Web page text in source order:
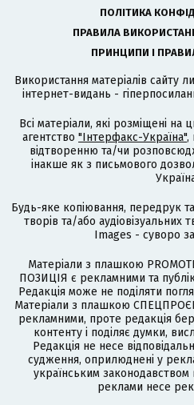
ПОЛІТИКА
ПРАВИЛА
ПРИНЦИПИ І
Використання матеріалів сайту
інтернет-видань -
Всі матеріали, які розміщені на
агентство "Інтерфакс-Україна",
відтворенню та/чи
інакше як з письмового
Будь-яке копіювання, передрук
творів та/або аудіовізуальних
Images - суворо
Матеріали з плашкою
ПОЗИЦІЯ є рекламними та
Редакція може не поділяти
Матеріали з плашкою
рекламними, проте редакція
контенту і поділяє думки,
Редакція не несе
судження, оприлюднені у
українським законодавством
реклами несе